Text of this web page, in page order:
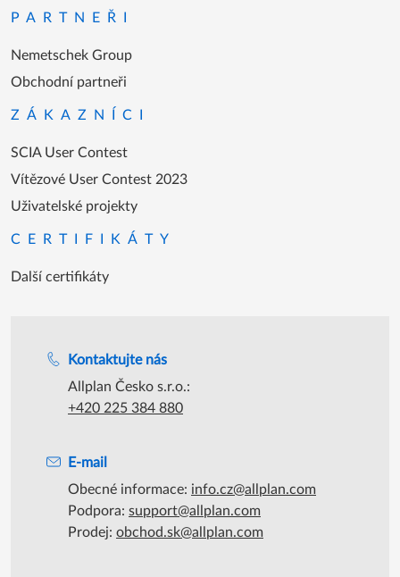
Kontaktujte nás
Allplan Česko s.r.o.:
+420 225 384 880
E-mail
Obecné informace: info.cz@allplan.com
Podpora: support@allplan.com
Prodej: obchod.sk@allplan.com
PARTNEŘI
Nemetschek Group
Obchodní partneři
ZÁKAZNÍCI
SCIA User Contest
Vítězové User Contest 2023
Uživatelské projekty
CERTIFIKÁTY
Další certifikáty